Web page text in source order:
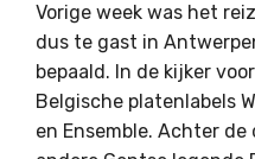
Vorige week was het
dus te gast in
bepaald. In de kijker
Belgische platenlabels
en Ensemble. Achter